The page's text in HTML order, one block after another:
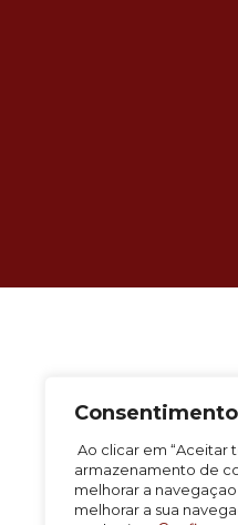
Ao clicar em “Aceitar
armazenamento de
melhorar a
melhorar a sua